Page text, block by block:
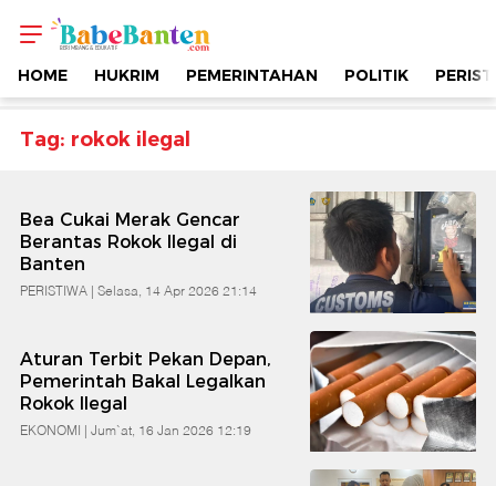
Topik
-
Rokok
Ilegal
Berimbang
&
Edukatif
HOME HUKRIM PEMERINTAHAN POLITIK
Tag: rokok ilegal
Bea Cukai Merak Gencar
Berantas Rokok Ilegal di
Banten
PERISTIWA | Selasa, 14 Apr 2026 21:14
Aturan Terbit Pekan Depan,
Pemerintah Bakal Legalkan
Rokok Ilegal
EKONOMI | Jum`at, 16 Jan 2026 12:19